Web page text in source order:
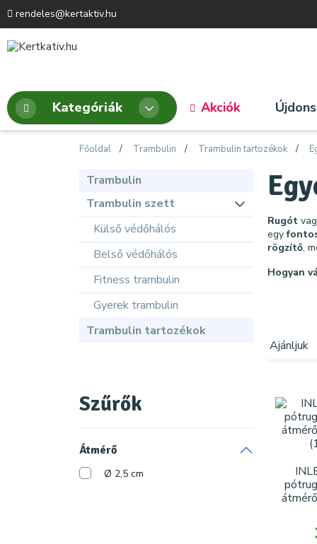
rendeles@kertaktiv.hu
Kategóriák Akciók
Főoldal Trambulin Trambulin tartozékok
Trambulin
Trambulin szett
Külső védőhálós
Belső védőhálós
Fitness trambulin
Gyerek trambulin
Trambulin tartozékok
Szűrők
Átmérő
Ø 2,5 cm
Rugót
egy
rögzítő,
Hogyan
Ajánljuk